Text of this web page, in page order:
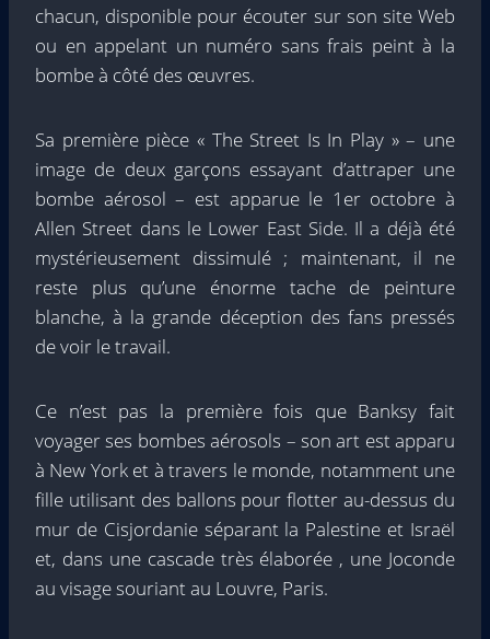
chacun, disponible pour écouter sur son site Web
ou en appelant un numéro sans frais peint à la
bombe à côté des œuvres.
Sa première pièce « The Street Is In Play » – une
image de deux garçons essayant d’attraper une
bombe aérosol – est apparue le 1er octobre à
Allen Street dans le Lower East Side. Il a déjà été
mystérieusement dissimulé ; maintenant, il ne
reste plus qu’une énorme tache de peinture
blanche, à la grande déception des fans pressés
de voir le travail.
Ce n’est pas la première fois que Banksy fait
voyager ses bombes aérosols – son art est apparu
à New York et à travers le monde, notamment une
fille utilisant des ballons pour flotter au-dessus du
mur de Cisjordanie séparant la Palestine et Israël
et, dans une cascade très élaborée , une Joconde
au visage souriant au Louvre, Paris.